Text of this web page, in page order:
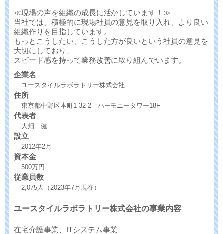
≪現場の声を組織の成長に活かしています！≫
当社では、積極的に現場社員の意見を取り入れ、より良い
組織作りを目指しています。
もっとこうしたい、こうした方が良いという社員の意見を
大切にしており、
スピード感を持って業務改善に取り組んでいます。
企業名
ユースタイルラボラトリー株式会社
住所
東京都中野区本町1-32-2 ハーモニータワー18F
代表者
大畑 健
設立
2012年2月
資本金
500万円
従業員数
2,075人（2023年7月現在）
ユースタイルラボラトリー株式会社の事業内容
在宅介護事業、ITシステム事業